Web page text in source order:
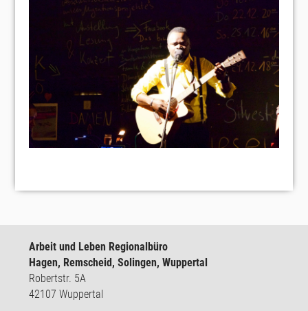
Arbeit und Leben Regionalbüro
Hagen, Remscheid, Solingen, Wuppertal
Robertstr. 5A
42107 Wuppertal